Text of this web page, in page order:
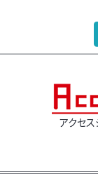
アクセ